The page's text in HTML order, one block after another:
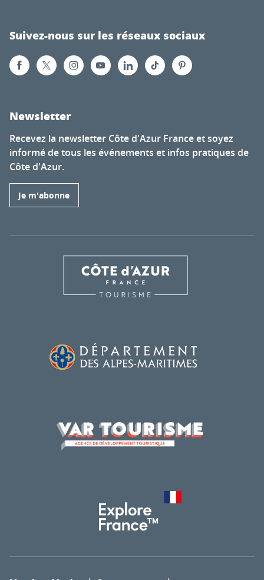
Suivez-nous sur les réseaux sociaux
Newsletter
Recevez la newsletter Côte d'Azur France et soyez
informé de tous les événements et infos pratiques de
Côte d'Azur.
Je m'abonne